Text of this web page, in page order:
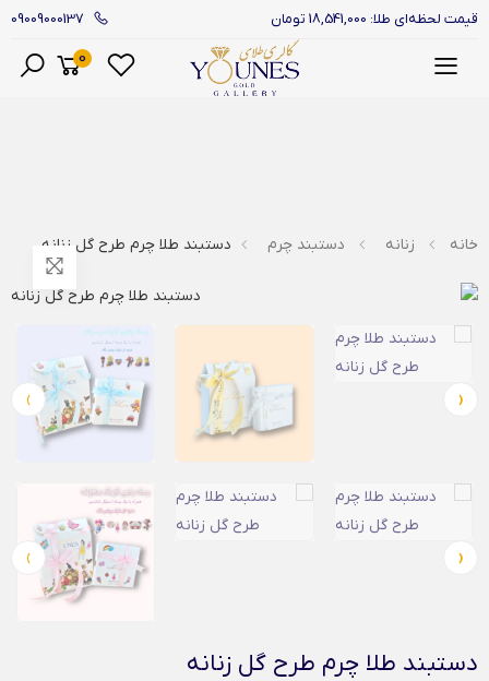
قیمت لحظه‌ای طلا: 18,541,000 تومان 09009000137
0
خانه زنانه دستبند چرم دستبند طلا چرم طرح گل زنانه
‹
›
‹
›
دستبند طلا چرم طرح گل زنانه